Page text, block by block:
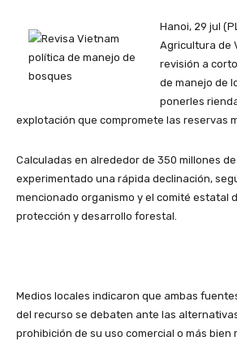
Hanoi, 29 jul
Agricultura de
revisión a
de manejo de
ponerles
explotación que compromete las reservas
Calculadas en alrededor de 350 millones
experimentado una rápida declinación,
mencionado organismo y el comité estatal
protección y desarrollo forestal.
Medios locales indicaron que ambas
del recurso se debaten ante las
prohibición de su uso comercial o más bien